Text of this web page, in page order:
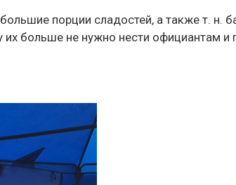
порции сладостей, а также т. н.
больше не нужно нести официантам и